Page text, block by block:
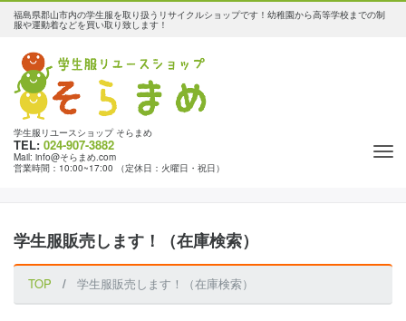
福島県郡山市内の学生服を取り扱うリサイクルショップです！幼稚園から高等学校までの制
服や運動着などを買い取り致します！
学生服リユースショップ そらまめ
TEL: 024-907-3882
Mail: info@そらまめ.com
営業時間：10:00~17:00 （定休日：火曜日・祝日）
学生服販売します！（在庫検索）
TOP 学生服販売します！（在庫検索）